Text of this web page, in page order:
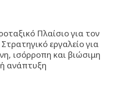
Πλαίσιο για τον
εργαλείο για
ισόρροπη και βιώσιμη
ανάπτυξη